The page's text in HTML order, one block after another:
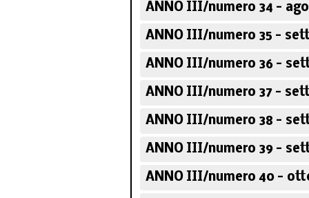
ANNO III/numero 34 -
ANNO III/numero 35 -
ANNO III/numero 36 -
ANNO III/numero 37 -
ANNO III/numero 38 -
ANNO III/numero 39 -
ANNO III/numero 40 -